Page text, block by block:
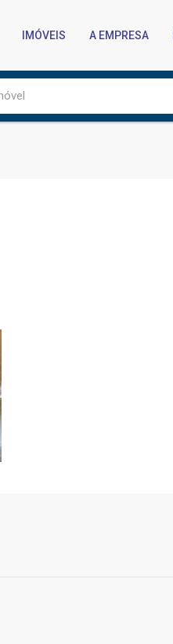
IMÓVEIS A EMPRESA